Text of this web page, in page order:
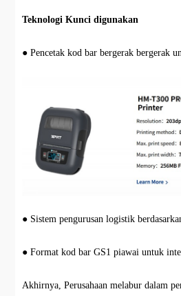
Teknologi Kunci digunakan
● Pencetak kod bar bergerak bergerak
● Sistem pengurusan logistik
● Format kod bar GS1 piawai untuk
Akhirnya, Perusahaan melabur dalam